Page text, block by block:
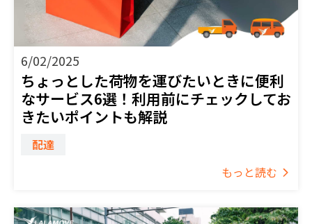
6/02/2025
ちょっとした荷物を運びたいときに便利
なサービス6選！利用前にチェックしてお
きたいポイントも解説
配達
もっと読む